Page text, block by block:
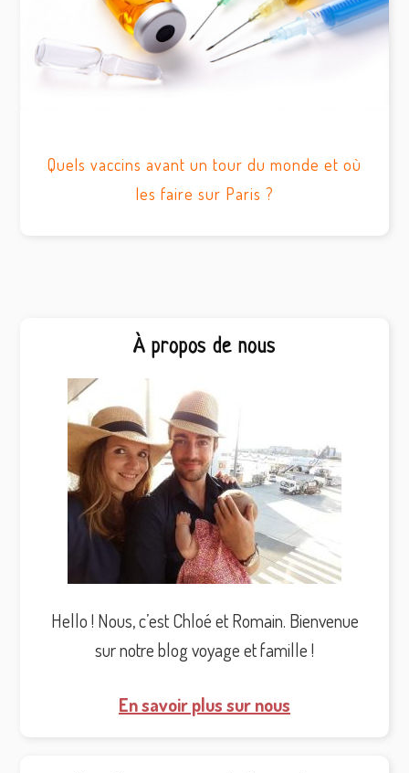
Quels vaccins avant un tour du monde et où
les faire sur Paris ?
principale
À propos de nous
Hello ! Nous, c’est Chloé et Romain. Bienvenue
sur notre blog voyage et famille !
En savoir plus sur nous